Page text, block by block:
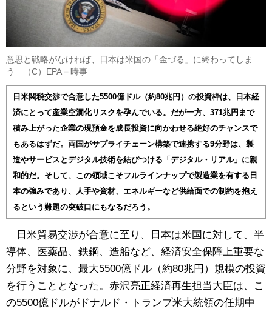
意思と戦略がなければ、日本は米国の「金づる」に終わってしま
う （C）EPA＝時事
日米関税交渉で合意した5500億ドル（約80兆円）の投資枠は、日本経
済にとって産業空洞化リスクを孕んでいる。だが一方、371兆円まで
積み上がった企業の現預金を成長投資に向かわせる絶好のチャンスで
もあるはずだ。両国がサプライチェーン構築で連携する9分野は、製
造やサービスとデジタル技術を結びつける「デジタル・リアル」に親
和的だ。そして、この領域こそフルラインナップで製造業を有する日
本の強みであり、人手や資材、エネルギーなど供給面での制約を抱え
るという難題の突破口にもなるだろう。
日米貿易交渉が合意に至り、日本は米国に対して、半
導体、医薬品、鉄鋼、造船など、経済安全保障上重要な
分野を対象に、最大5500億ドル（約80兆円）規模の投資
を行うこととなった。赤沢亮正経済再生担当大臣は、こ
の5500億ドルがドナルド・トランプ米大統領の任期中